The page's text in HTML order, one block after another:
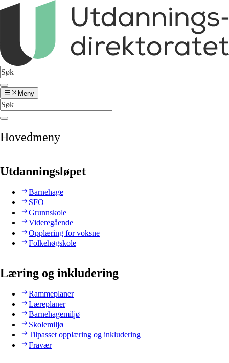
Meny
Hovedmeny
Utdanningsløpet
Barnehage
SFO
Grunnskole
Videregående
Opplæring for voksne
Folkehøgskole
Læring og inkludering
Rammeplaner
Læreplaner
Barnehagemiljø
Skolemiljø
Tilpasset opplæring og inkludering
Fravær